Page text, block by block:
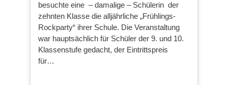
besuchte eine – damalige – Schülerin der
zehnten Klasse die alljährliche „Frühlings-
Rockparty“ ihrer Schule. Die Veranstaltung
war hauptsächlich für Schüler der 9. und 10.
Klassenstufe gedacht, der Eintrittspreis
für…